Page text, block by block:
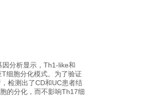
分析显示，Th1-like和
细胞分化模式。为了验证
检测出了CD和UC患者结
的分化，而不影响Th17细